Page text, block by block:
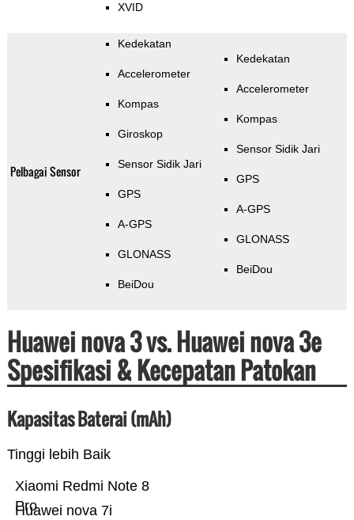
XVID
Pelbagai Sensor
Kedekatan
Accelerometer
Kompas
Giroskop
Sensor Sidik Jari
GPS
A-GPS
GLONASS
BeiDou
Kedekatan
Accelerometer
Kompas
Sensor Sidik Jari
GPS
A-GPS
GLONASS
BeiDou
Huawei nova 3 vs. Huawei nova 3e
Spesifikasi & Kecepatan Patokan
Kapasitas Baterai (mAh)
Tinggi lebih Baik
Huawei nova 7i
Xiaomi Redmi Note 8
Pro